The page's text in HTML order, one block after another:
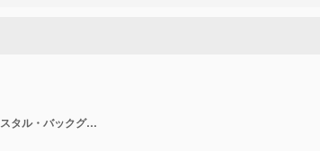
ビジネスコンセプト クリエイティブ・アート・コラージュ テキスタル・バックグラウンド ユニーク・コピー・スペース・デザイン オフィス・アート